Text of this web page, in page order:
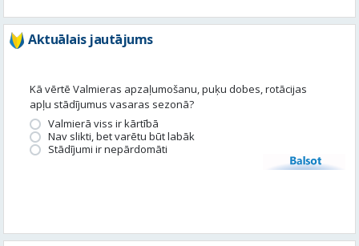
Aktuālais jautājums
Kā vērtē Valmieras apzaļumošanu, puķu dobes, rotācijas
apļu stādījumus vasaras sezonā?
Valmierā viss ir kārtībā
Nav slikti, bet varētu būt labāk
Stādījumi ir nepārdomāti
Balsot